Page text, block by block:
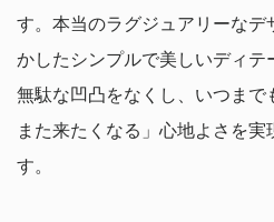
す。本当のラグジュアリーな
かしたシンプルで美しいディテ
無駄な凹凸をなくし、いつまで
また来たくなる」心地よさを実
す。